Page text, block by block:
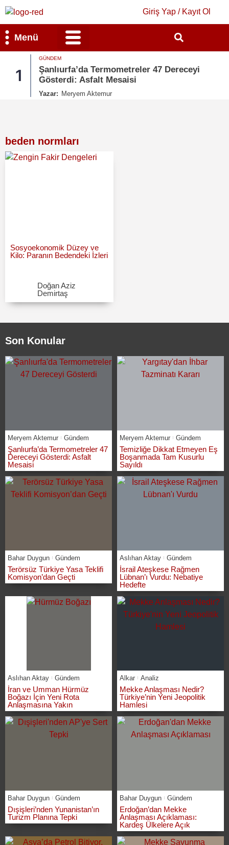
Giriş Yap / Kayıt Ol
Menü
1
GÜNDEM
Şanlıurfa’da Termometreler 47 Dereceyi
Gösterdi: Asfalt Mesaisi
Yazar: Meryem Aktemur
beden normları
Sosyoekonomik Düzey ve
Kilo: Paranın Bedendeki İzleri
Doğan Aziz
Demirtaş
Son Konular
Meryem Aktemur Gündem
Şanlıurfa’da Termometreler 47
Dereceyi Gösterdi: Asfalt
Mesaisi
Meryem Aktemur Gündem
Temizliğe Dikkat Etmeyen Eş
Boşanmada Tam Kusurlu
Sayıldı
Bahar Duygun Gündem
Terörsüz Türkiye Yasa Teklifi
Komisyon’dan Geçti
Aslıhan Aktay Gündem
İsrail Ateşkese Rağmen
Lübnan’ı Vurdu: Nebatiye
Hedefte
Aslıhan Aktay Gündem
İran ve Umman Hürmüz
Boğazı İçin Yeni Rota
Anlaşmasına Yakın
Alkar Analiz
Mekke Anlaşması Nedir?
Türkiye’nin Yeni Jeopolitik
Hamlesi
Bahar Duygun Gündem
Dışişleri’nden Yunanistan’ın
Turizm Planına Tepki
Bahar Duygun Gündem
Erdoğan’dan Mekke
Anlaşması Açıklaması:
Kardeş Ülkelere Açık